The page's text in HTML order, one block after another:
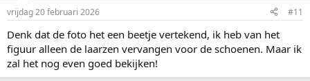
n
e
n
:
vrijdag 20 februari 2026 #11
Denk dat de foto het een beetje vertekend, ik heb van het
figuur alleen de laarzen vervangen voor de schoenen. Maar ik
zal het nog even goed bekijken!